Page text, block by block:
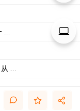
...